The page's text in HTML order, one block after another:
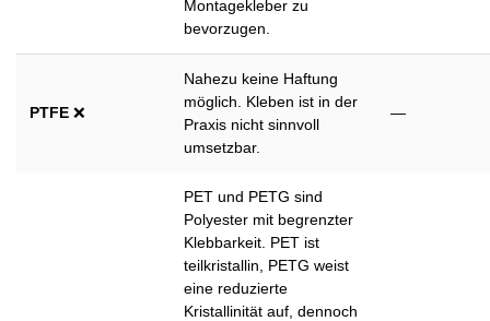
Montagekleber zu
bevorzugen.
PTFE ❌
Nahezu keine Haftung
möglich. Kleben ist in der
Praxis nicht sinnvoll
umsetzbar.
—
PET und PETG sind
Polyester mit begrenzter
Klebbarkeit. PET ist
teilkristallin, PETG weist
eine reduzierte
Kristallinität auf, dennoch